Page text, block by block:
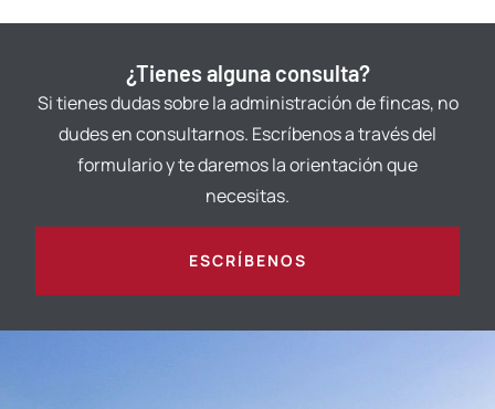
¿Tienes alguna consulta?
Si tienes dudas sobre la administración de fincas, no
dudes en consultarnos. Escríbenos a través del
formulario y te daremos la orientación que
necesitas.
ESCRÍBENOS